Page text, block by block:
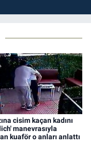
cisim kaçan kadını
manevrasıyla
kuaför o anları anlattı